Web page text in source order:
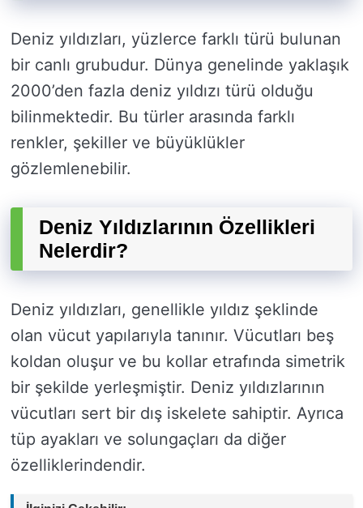
Deniz yıldızları, yüzlerce farklı türü bulunan
bir canlı grubudur. Dünya genelinde yaklaşık
2000’den fazla deniz yıldızı türü olduğu
bilinmektedir. Bu türler arasında farklı
renkler, şekiller ve büyüklükler
gözlemlenebilir.
Deniz Yıldızlarının Özellikleri
Nelerdir?
Deniz yıldızları, genellikle yıldız şeklinde
olan vücut yapılarıyla tanınır. Vücutları beş
koldan oluşur ve bu kollar etrafında simetrik
bir şekilde yerleşmiştir. Deniz yıldızlarının
vücutları sert bir dış iskelete sahiptir. Ayrıca
tüp ayakları ve solungaçları da diğer
özelliklerindendir.